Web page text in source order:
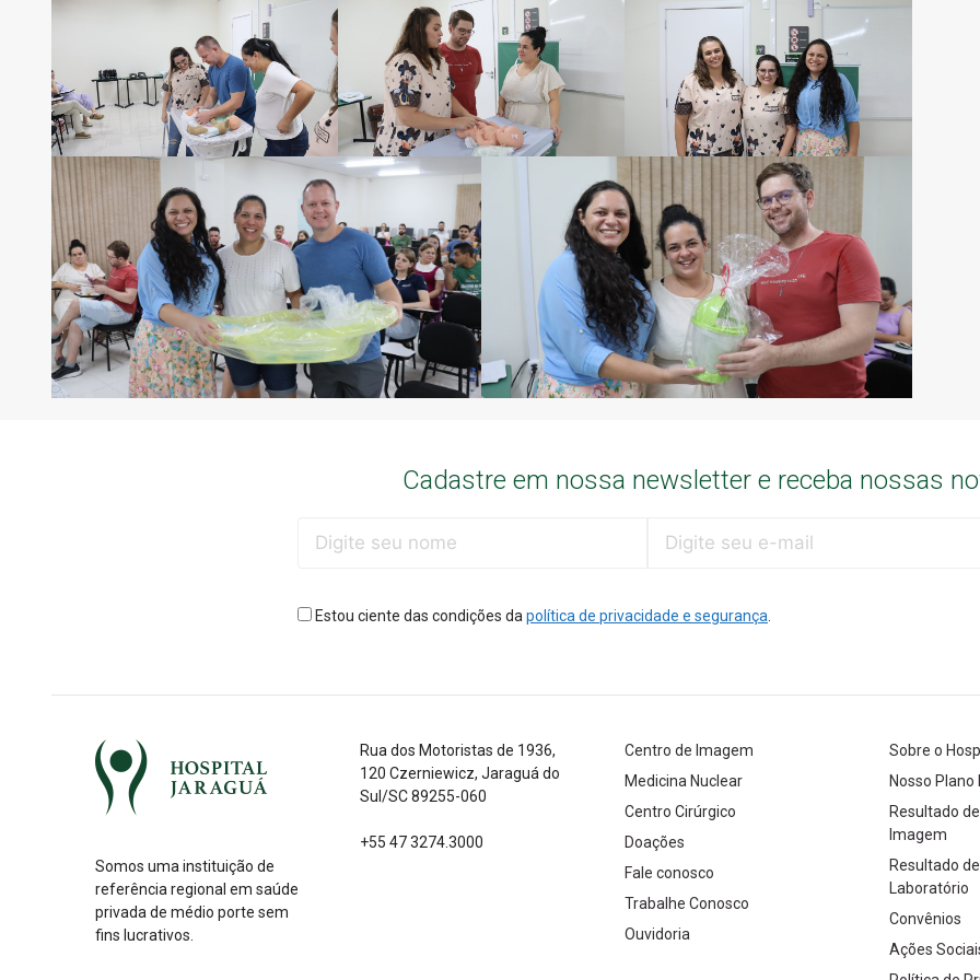
Cadastre em nossa newsletter e receba nossas
Estou ciente das condições da política de privacidade e segurança
Somos uma instituição de
referência regional em saúde
privada de médio porte sem
fins lucrativos.
Rua dos Motoristas de 1936,
120 Czerniewicz, Jaraguá do
Sul/SC 89255-060
+55 47 3274.3000
Centro de Imagem
Medicina Nuclear
Centro Cirúrgico
Doações
Fale conosco
Trabalhe Conosco
Ouvidoria
Sobre o
Nosso Plano
Resultado
Imagem
Resultado
Laboratório
Convênios
Ações